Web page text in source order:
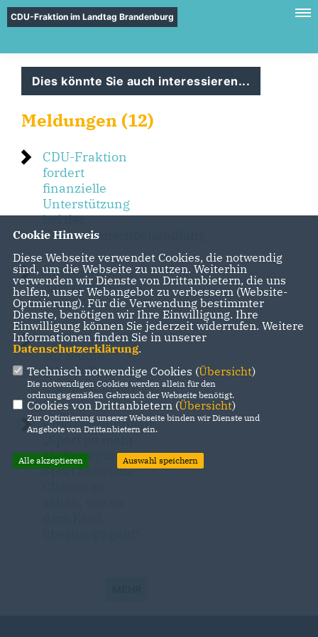
CDU-Fraktion im Landtag Brandenburg
Dies könnte Sie auch interessieren...
Meldungen (12)
CDU-Fraktion
fordert
finanzielle
Unterstützung
bei der
Kinderwunschbehandlung
Kinderwunsch
darf keine Frage
des Geldes sein
Kristy Augustin
zur Studie
Meine Familie,
Corona und Ich“
Kindergesundheit:
als Bewegung -
Sport bietet die
Cookie Hinweis
Diese Webseite verwendet Cookies, die notwendig
sind, um die Webseite zu nutzen. Weiterhin
verwenden wir Dienste von Drittanbietern, die uns
helfen, unser Webangebot zu verbessern (Website-
Optmierung). Für die Verwendung bestimmter
Dienste, benötigen wir Ihre Einwilligung. Ihre
Einwilligung können Sie jederzeit widerrufen. Weitere
Informationen finden Sie in unserer
Datenschutzerklärung.
Technisch notwendige Cookies (Übersicht)
Die notwendigen Cookies werden allein für den
ordnungsgemäßen Gebrauch der Webseite benötigt.
Cookies von Drittanbietern (Übersicht)
Zur Optimierung unserer Webseite binden wir Dienste und
Angebote von Drittanbietern ein.
Alle akzeptieren Auswahl speichern